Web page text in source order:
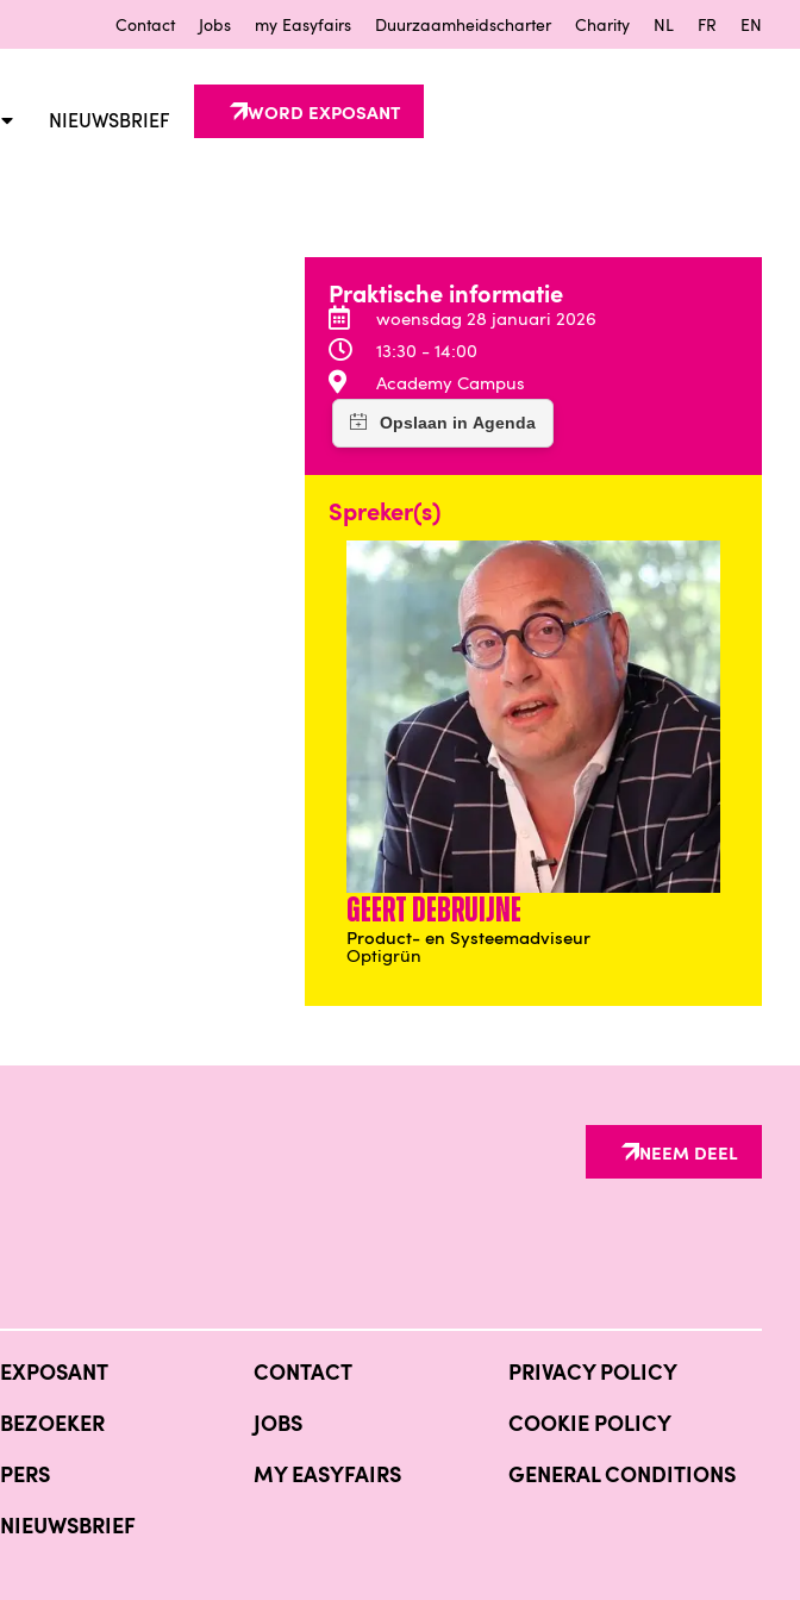
Contact Jobs my Easyfairs Duurzaamheidscharter Charity NL FR EN
NIEUWSBRIEF WORD EXPOSANT
Praktische informatie
woensdag 28 januari 2026
13:30 - 14:00
Academy Campus
Spreker(s)
Geert Debruijne
Product- en Systeemadviseur
Optigrün
NEEM DEEL
EXPOSANT
BEZOEKER
PERS
NIEUWSBRIEF
CONTACT
JOBS
MY EASYFAIRS
PRIVACY POLICY
COOKIE POLICY
GENERAL CONDITIONS